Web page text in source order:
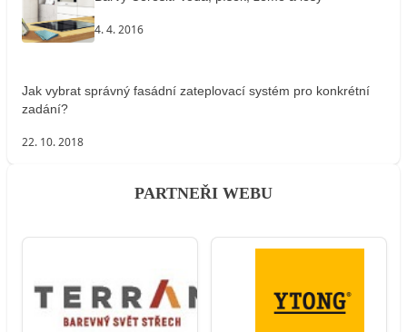
4. 4. 2016
Jak vybrat správný fasádní zateplovací systém pro konkrétní
zadání?
22. 10. 2018
PARTNEŘI WEBU